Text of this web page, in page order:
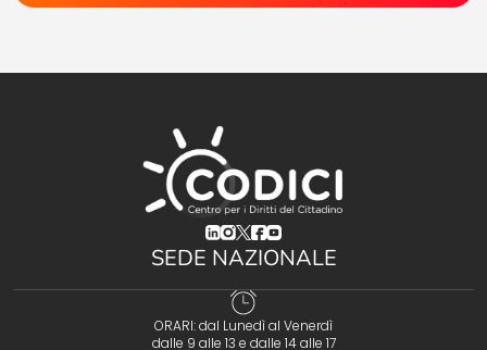
(opens in a new tab)
(opens in a new tab)
(opens in a new tab)
(opens in a new tab)
(opens in a new tab)
SEDE NAZIONALE
ORARI: dal Lunedì al Venerdì
dalle 9 alle 13 e dalle 14 alle 17